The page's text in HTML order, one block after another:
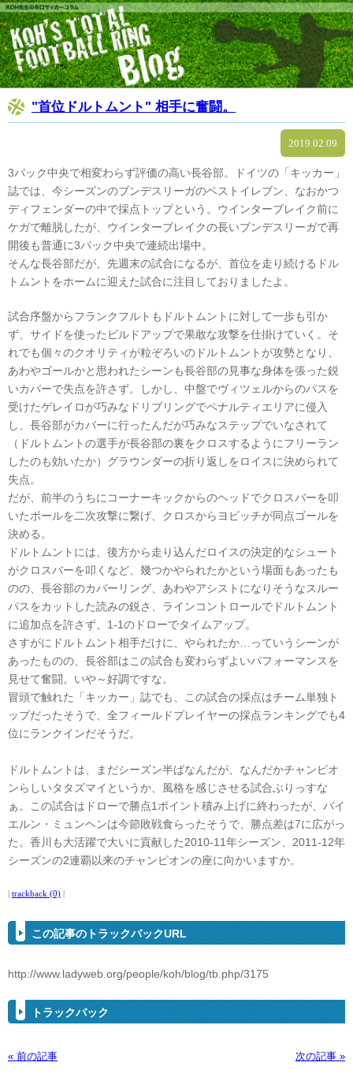
"首位ドルトムント" 相手に奮闘。
2019.02.09
3バック中央で相変わらず評価の高い長谷部。ドイツの「キッカー」
誌では、今シーズンのブンデスリーガのベストイレブン、なおかつ
ディフェンダーの中で採点トップという。ウインターブレイク前に
ケガで離脱したが、ウインターブレイクの長いブンデスリーガで再
開後も普通に3バック中央で連続出場中。
そんな長谷部だが、先週末の試合になるが、首位を走り続けるドル
トムントをホームに迎えた試合に注目しておりましたよ。
試合序盤からフランクフルトもドルトムントに対して一歩も引か
ず、サイドを使ったビルドアップで果敢な攻撃を仕掛けていく。そ
れでも個々のクオリティが粒ぞろいのドルトムントが攻勢となり、
あわやゴールかと思われたシーンも長谷部の見事な身体を張った鋭
いカバーで失点を許さず。しかし、中盤でヴィツェルからのパスを
受けたゲレイロが巧みなドリブリングでペナルティエリアに侵入
し、長谷部がカバーに行ったんだが巧みなステップでいなされて
（ドルトムントの選手が長谷部の裏をクロスするようにフリーラン
したのも効いたか）グラウンダーの折り返しをロイスに決められて
失点。
だが、前半のうちにコーナーキックからのヘッドでクロスバーを叩
いたボールを二次攻撃に繋げ、クロスからヨビッチが同点ゴールを
決める。
ドルトムントには、後方から走り込んだロイスの決定的なシュート
がクロスバーを叩くなど、幾つかやられたかという場面もあったも
のの、長谷部のカバーリング、あわやアシストになりそうなスルー
パスをカットした読みの鋭さ、ラインコントロールでドルトムント
に追加点を許さず、1-1のドローでタイムアップ。
さすがにドルトムント相手だけに、やられたか…っていうシーンが
あったものの、長谷部はこの試合も変わらずよいパフォーマンスを
見せて奮闘。いや～好調ですな。
冒頭で触れた「キッカー」誌でも、この試合の採点はチーム単独ト
ップだったそうで、全フィールドプレイヤーの採点ランキングでも4
位にランクインだそうだ。
ドルトムントは、まだシーズン半ばなんだが、なんだかチャンピオ
ンらしいタタズマイというか、風格を感じさせる試合ぶりっすな
ぁ。この試合はドローで勝点1ポイント積み上げに終わったが、バイ
エルン・ミュンヘンは今節敗戦食らったそうで、勝点差は7に広がっ
た。香川も大活躍で大いに貢献した2010-11年シーズン、2011-12年
シーズンの2連覇以来のチャンピオンの座に向かいますか。
| trackback (0) |
この記事のトラックバックURL
http://www.ladyweb.org/people/koh/blog/tb.php/3175
トラックバック
« 前の記事 次の記事 »